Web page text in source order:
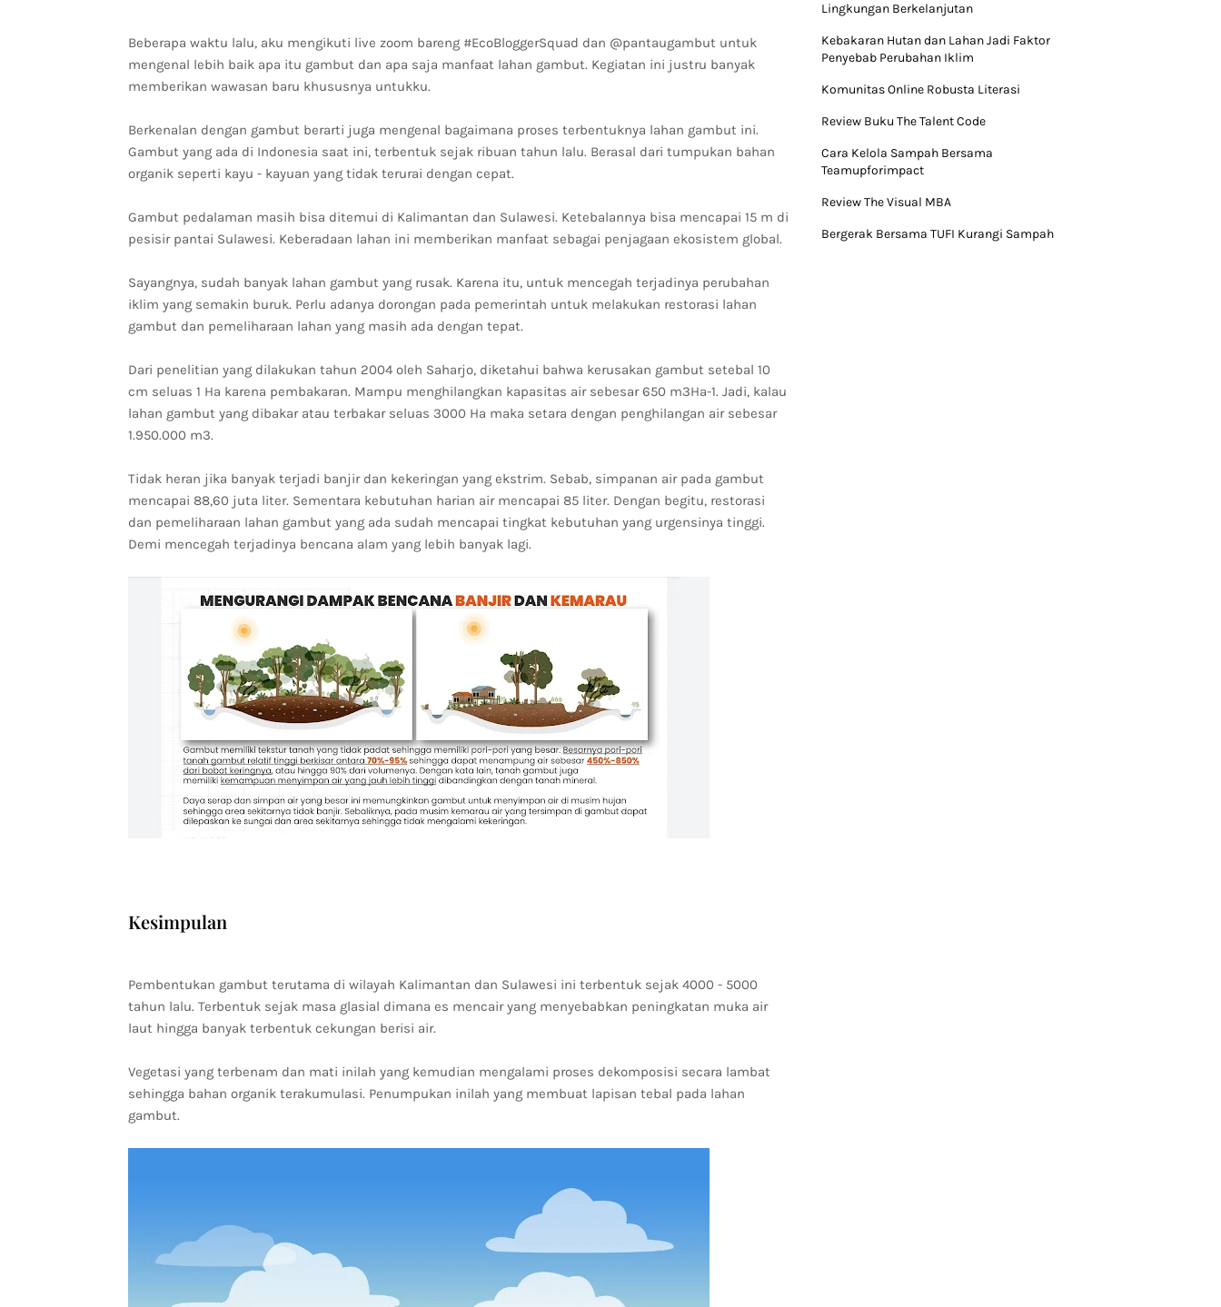
Beberapa waktu lalu, aku mengikuti live zoom bareng #EcoBloggerSquad dan @pantaugambut untuk
mengenal lebih baik apa itu gambut dan apa saja manfaat lahan gambut. Kegiatan ini justru banyak
memberikan wawasan baru khususnya untukku.
Berkenalan dengan gambut berarti juga mengenal bagaimana proses terbentuknya lahan gambut ini.
Gambut yang ada di Indonesia saat ini, terbentuk sejak ribuan tahun lalu. Berasal dari tumpukan bahan
organik seperti kayu - kayuan yang tidak terurai dengan cepat.
Gambut pedalaman masih bisa ditemui di Kalimantan dan Sulawesi. Ketebalannya bisa mencapai 15 m di
pesisir pantai Sulawesi. Keberadaan lahan ini memberikan manfaat sebagai penjagaan ekosistem global.
Sayangnya, sudah banyak lahan gambut yang rusak. Karena itu, untuk mencegah terjadinya perubahan
iklim yang semakin buruk. Perlu adanya dorongan pada pemerintah untuk melakukan restorasi lahan
gambut dan pemeliharaan lahan yang masih ada dengan tepat.
Dari penelitian yang dilakukan tahun 2004 oleh Saharjo, diketahui bahwa kerusakan gambut setebal 10
cm seluas 1 Ha karena pembakaran. Mampu menghilangkan kapasitas air sebesar 650 m3Ha-1. Jadi, kalau
lahan gambut yang dibakar atau terbakar seluas 3000 Ha maka setara dengan penghilangan air sebesar
1.950.000 m3.
Tidak heran jika banyak terjadi banjir dan kekeringan yang ekstrim. Sebab, simpanan air pada gambut
mencapai 88,60 juta liter. Sementara kebutuhan harian air mencapai 85 liter. Dengan begitu, restorasi
dan pemeliharaan lahan gambut yang ada sudah mencapai tingkat kebutuhan yang urgensinya tinggi.
Demi mencegah terjadinya bencana alam yang lebih banyak lagi.
Kesimpulan
Pembentukan gambut terutama di wilayah Kalimantan dan Sulawesi ini terbentuk sejak 4000 - 5000
tahun lalu. Terbentuk sejak masa glasial dimana es mencair yang menyebabkan peningkatan muka air
laut hingga banyak terbentuk cekungan berisi air.
Vegetasi yang terbenam dan mati inilah yang kemudian mengalami proses dekomposisi secara lambat
sehingga bahan organik terakumulasi. Penumpukan inilah yang membuat lapisan tebal pada lahan
gambut.
Lingkungan Berkelanjutan
Kebakaran Hutan dan Lahan Jadi Faktor
Penyebab Perubahan Iklim
Komunitas Online Robusta Literasi
Review Buku The Talent Code
Cara Kelola Sampah Bersama
Teamupforimpact
Review The Visual MBA
Bergerak Bersama TUFI Kurangi Sampah